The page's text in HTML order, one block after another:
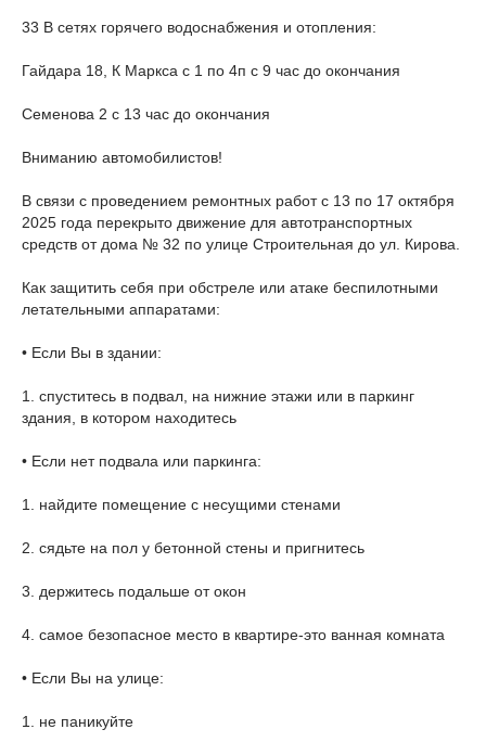
33 В сетях горячего водоснабжения и отопления:
Гайдара 18, К Маркса с 1 по 4п с 9 час до окончания
Семенова 2 с 13 час до окончания
Вниманию автомобилистов!
В связи с проведением ремонтных работ с 13 по 17 октября
2025 года перекрыто движение для автотранспортных
средств от дома № 32 по улице Строительная до ул. Кирова.
Как защитить себя при обстреле или атаке беспилотными
летательными аппаратами:
• Если Вы в здании:
1. спуститесь в подвал, на нижние этажи или в паркинг
здания, в котором находитесь
• Если нет подвала или паркинга:
1. найдите помещение с несущими стенами
2. сядьте на пол у бетонной стены и пригнитесь
3. держитесь подальше от окон
4. самое безопасное место в квартире-это ванная комната
• Если Вы на улице:
1. не паникуйте